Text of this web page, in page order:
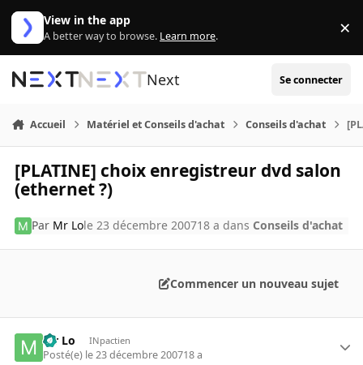
Aller au contenu
View in the app
A better way to browse. Learn more. ×
Next Se connecter
Accueil Matériel et Conseils d'achat Conseils d'achat
[PLATINE] choix enregistreur dvd salon
(ethernet ?)
Par Mr Lole 23 décembre 200718 a dans Conseils d'achat
Commencer un nouveau sujet
Mr Lo INpactien
Posté(e) le 23 décembre 200718 a